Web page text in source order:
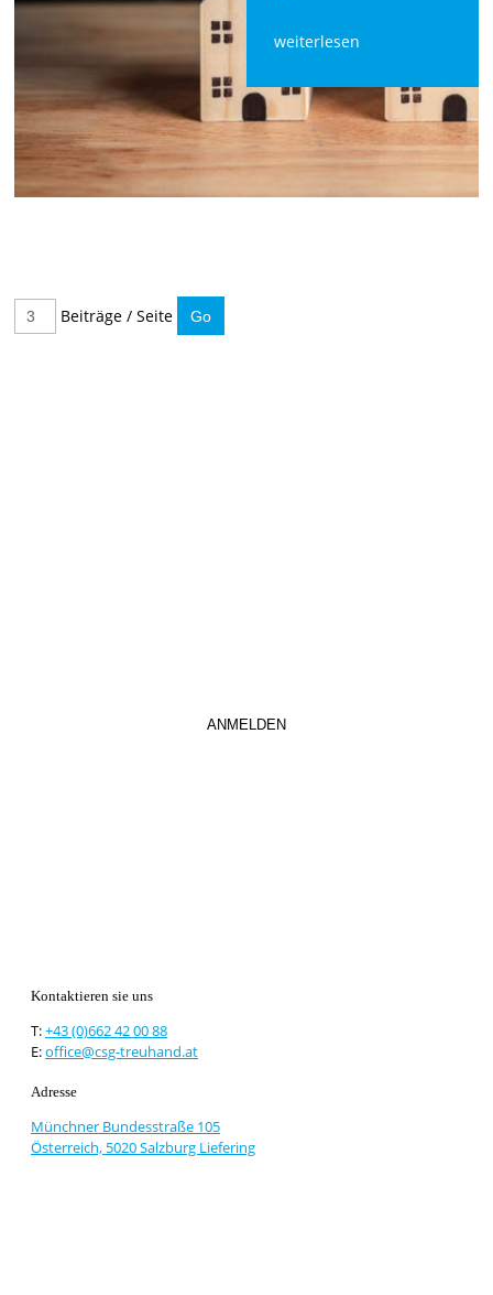
weiterlesen
Beiträge / Seite
Kontaktieren sie uns
T:+43 (0)662 42 00 88
E:office@csg-treuhand.at
Adresse
Münchner Bundesstraße 105
Österreich, 5020 Salzburg Liefering